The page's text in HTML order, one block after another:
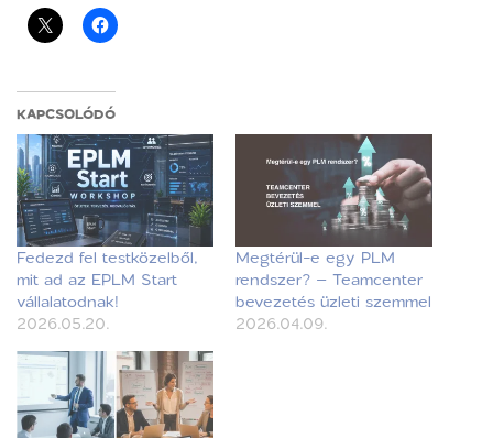
KAPCSOLÓDÓ
Fedezd fel testközelből,
mit ad az EPLM Start
vállalatodnak!
2026.05.20.
Megtérül-e egy PLM
rendszer? – Teamcenter
bevezetés üzleti szemmel
2026.04.09.